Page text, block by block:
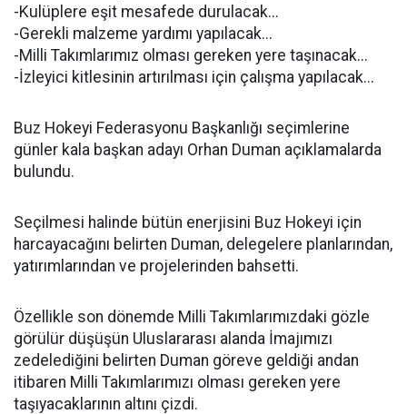
-Kulüplere eşit mesafede durulacak...
-Gerekli malzeme yardımı yapılacak...
-Milli Takımlarımız olması gereken yere taşınacak...
-İzleyici kitlesinin artırılması için çalışma yapılacak...
Buz Hokeyi Federasyonu Başkanlığı seçimlerine
günler kala başkan adayı Orhan Duman açıklamalarda
bulundu.
Seçilmesi halinde bütün enerjisini Buz Hokeyi için
harcayacağını belirten Duman, delegelere planlarından,
yatırımlarından ve projelerinden bahsetti.
Özellikle son dönemde Milli Takımlarımızdaki gözle
görülür düşüşün Uluslararası alanda İmajımızı
zedelediğini belirten Duman göreve geldiği andan
itibaren Milli Takımlarımızı olması gereken yere
taşıyacaklarının altını çizdi.